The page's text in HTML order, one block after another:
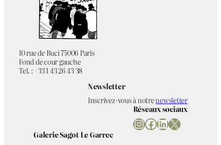
10 rue de Buci 75006 Paris
Fond de cour gauche
Tel. : +33 1 43 26 43 38
Newsletter
Inscrivez-vous à notrenewsletter
Réseaux sociaux
InstagramFacebook LinkedIn X
Galerie Sagot Le Garrec